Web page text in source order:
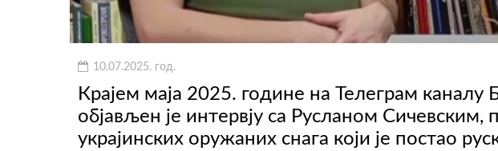
10.07.2025. год.
Крајем маја 2025. године на Телеграм каналу
објављен је интервју са Русланом Сичевским,
украјинских оружаних снага који је постао